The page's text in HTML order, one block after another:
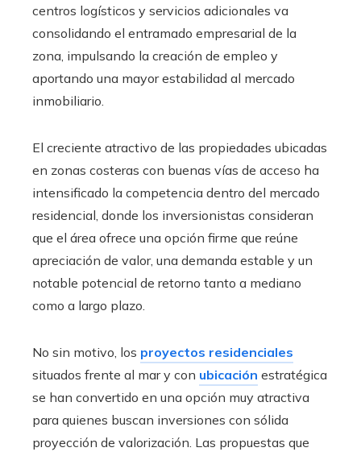
centros logísticos y servicios adicionales va
consolidando el entramado empresarial de la
zona, impulsando la creación de empleo y
aportando una mayor estabilidad al mercado
inmobiliario.
El creciente atractivo de las propiedades ubicadas
en zonas costeras con buenas vías de acceso ha
intensificado la competencia dentro del mercado
residencial, donde los inversionistas consideran
que el área ofrece una opción firme que reúne
apreciación de valor, una demanda estable y un
notable potencial de retorno tanto a mediano
como a largo plazo.
No sin motivo, los proyectos residenciales
situados frente al mar y con ubicación estratégica
se han convertido en una opción muy atractiva
para quienes buscan inversiones con sólida
proyección de valorización. Las propuestas que